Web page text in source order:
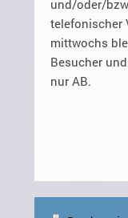
und/oder/
telefonischer
mittwochs
Besucher
nur AB.